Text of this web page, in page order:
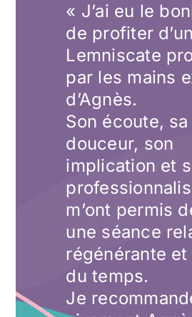
« J’ai eu le
de profiter
Lemniscate
par les mains
d’Agnès.
Son écoute, sa
douceur, son
implication et
m’ont permis
une séance
régénérante et
du temps.
Je